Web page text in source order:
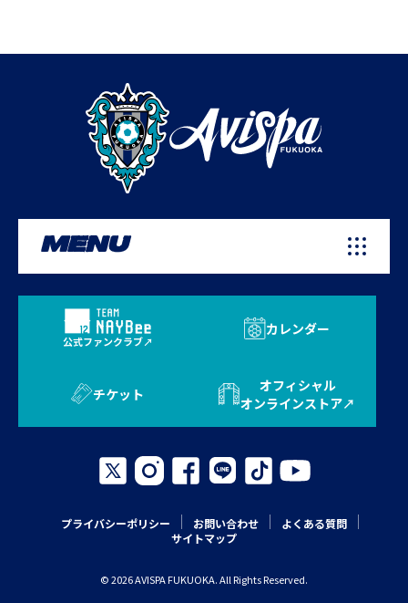
MENU
公式ファンクラブ
カレンダー
チケット
オフィシャル
オンラインストア
プライバシーポリシー お問い合わせ
よくある質問
サイトマップ
© 2026 AVISPA FUKUOKA. All Rights Reserved.